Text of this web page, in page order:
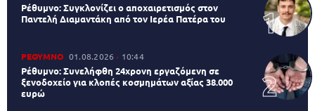
Ρέθυμνο: Συγκλονίζει ο αποχαιρετισμός στον
Παντελή Διαμαντάκη από τον Ιερέα Πατέρα του
ΡΕΘΥΜΝΟ 01.08.2026 10:44
Ρέθυμνο: Συνελήφθη 24χρονη εργαζόμενη σε
ξενοδοχείο για κλοπές κοσμημάτων αξίας 38.000
ευρώ